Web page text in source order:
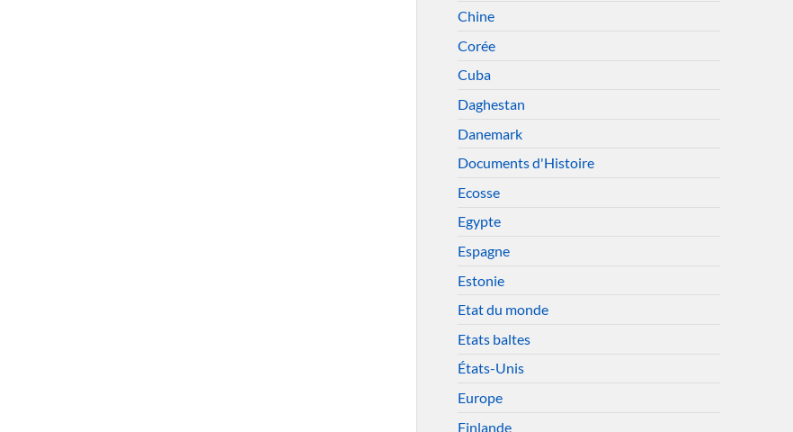
Chine
Corée
Cuba
Daghestan
Danemark
Documents d'Histoire
Ecosse
Egypte
Espagne
Estonie
Etat du monde
Etats baltes
États-Unis
Europe
Finlande